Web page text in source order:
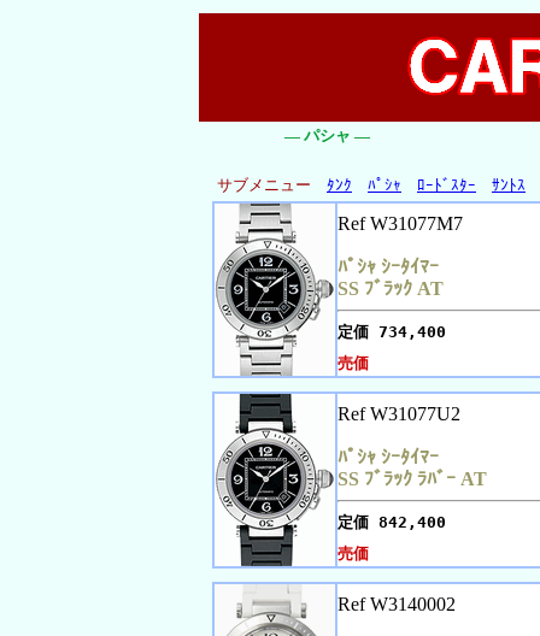
― パシャ ―
サブメニュー ﾀﾝｸ ﾊﾟｼｬ ﾛｰﾄﾞｽﾀｰ ｻﾝﾄｽ
Ref W31077M7
ﾊﾟｼｬ ｼｰﾀｲﾏｰ
SS ﾌﾞﾗｯｸ AT
定価 734,400
売価
Ref W31077U2
ﾊﾟｼｬ ｼｰﾀｲﾏｰ
SS ﾌﾞﾗｯｸ ﾗﾊﾞｰ AT
定価 842,400
売価
Ref W3140002